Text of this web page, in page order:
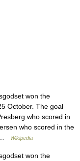
won the
October. The goal
who scored in
who scored in the
…
Wikipedia
won the